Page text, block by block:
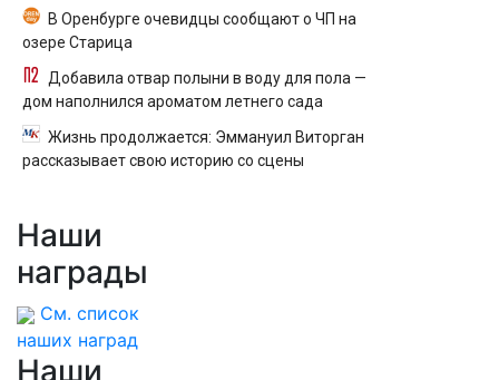
В Оренбурге очевидцы сообщают о ЧП на
озере Старица
Добавила отвар полыни в воду для пола —
дом наполнился ароматом летнего сада
Жизнь продолжается: Эммануил Виторган
рассказывает свою историю со сцены
Наши
награды
См. список
наших наград
Наши